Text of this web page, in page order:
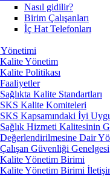
Nasıl gidilir?
Birim Çalışanları
İç Hat Telefonları
Kalite Yönetim
Kalite Politikası
Faaliyetler
Sağlıkta Kalite Standartları
SKS Kalite Komiteleri
SKS Kapsamındaki İyi
Sağlık Hizmeti Kalitesinin
Değerlendirilmesine Dair
Çalışan Güvenliği Genelgesi
Kalite Yönetim Birimi
Kalite Yönetim Birimi